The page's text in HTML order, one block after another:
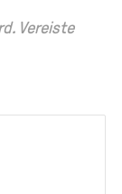
Vereiste